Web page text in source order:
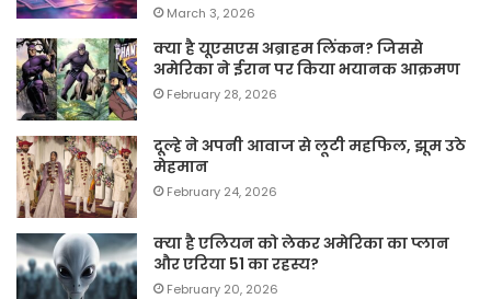
March 3, 2026
क्या है यूएसएस अब्राहम लिंकन? जिससे
अमेरिका ने ईरान पर किया भयानक आक्रमण
February 28, 2026
दूल्हे ने अपनी आवाज से लूटी महफिल, झूम उठे
मेहमान
February 24, 2026
क्या है एलियन को लेकर अमेरिका का प्लान
और एरिया 51 का रहस्य?
February 20, 2026